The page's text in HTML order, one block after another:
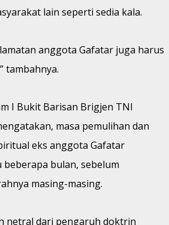
lain seperti sedia kala.
anggota Gafatar juga harus
tambahnya.
I Bukit Barisan Brigjen TNI
masa pemulihan dan
eks anggota Gafatar
bulan, sebelum
masing-masing.
netral dari pengaruh doktrin